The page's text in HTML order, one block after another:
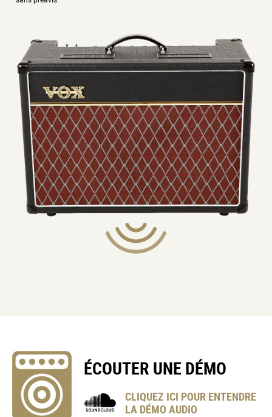
DIMENSIONS (L X L X H)
602 x 265 x 456 mm
22 kg
ACCESSOIRES (NON INCLUS)
Footswitch VFS2
ÉCOUTER UNE DÉMO
CLIQUEZ ICI POUR ENTENDRE
LA DÉMO AUDIO